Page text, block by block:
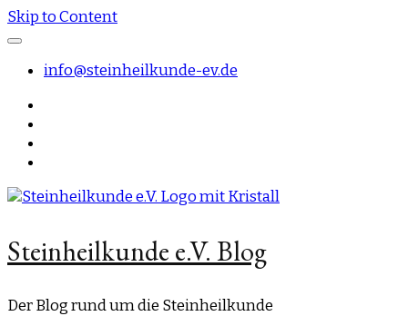
Skip to Content
info@steinheilkunde-ev.de
Steinheilkunde e.V. Blog
Der Blog rund um die Steinheilkunde